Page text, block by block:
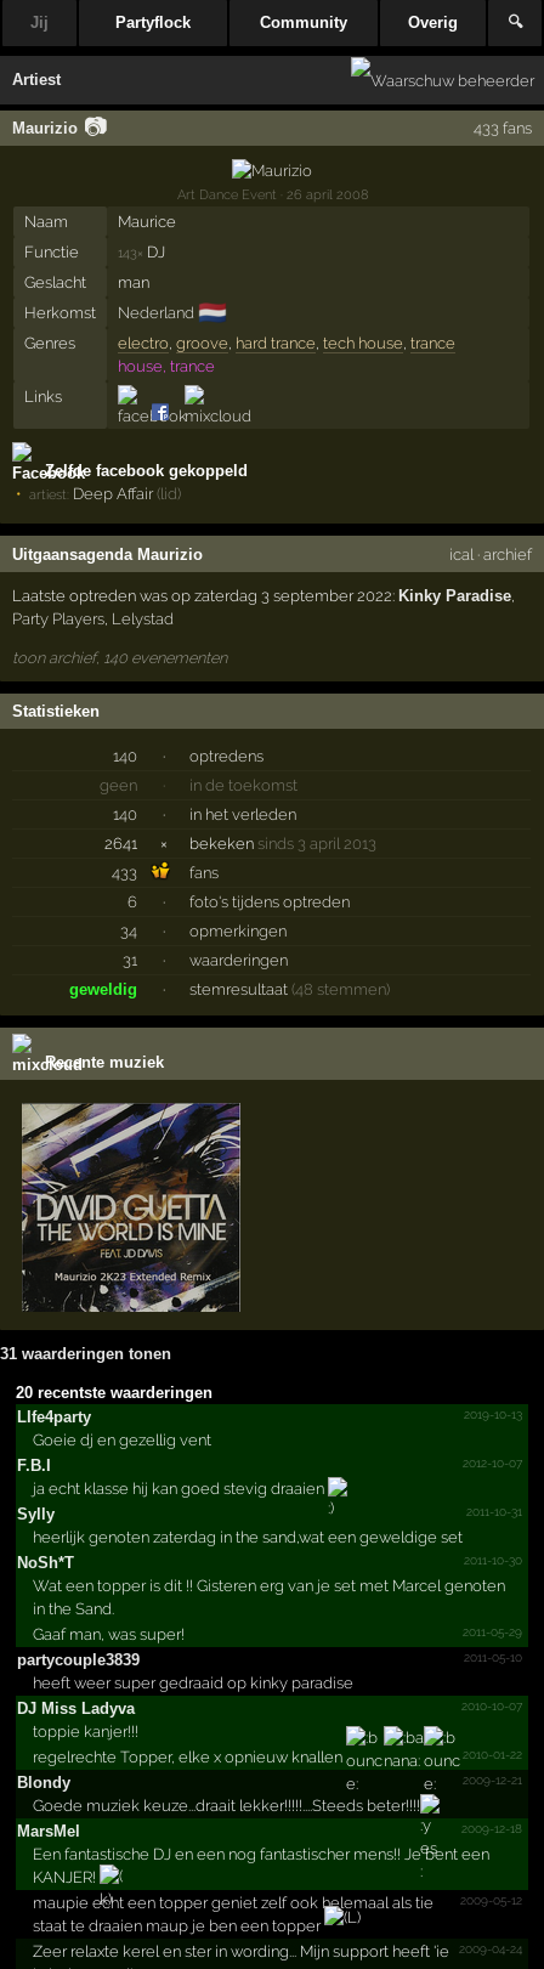
Jij Partyflock Community Overig 🔍
Artiest
Maurizio 📷 433 fans
Art Dance Event · 26 april 2008
Naam
Maurice
Functie
143× DJ
Geslacht
man
Herkomst
Nederland 🇳🇱
Genres electro, groove hard trance tech house trance
house, trance
Links
Zelfde facebook gekoppeld
artiest: Deep Affair (lid)
Uitgaansagenda Maurizio ical · archief
Laatste optreden was op zaterdag 3 september 2022: Kinky Paradise
Party Players Lelystad
toon archief, 140 evenementen
Statistieken
140 ·
optredens
geen
·
in de toekomst
140
·
in het verleden
2641
× bekeken sinds 3 april 2013
433
fans
6
·
foto's tijdens optreden
34
·
opmerkingen
31
·
waarderingen
geweldig
· stemresultaat (48 stemmen)
Recente muziek
31 waarderingen tonen
20 recentste waarderingen
LIfe4party
2019-10-13
Goeie dj en gezellig vent
F.B.I
2012-10-07
ja echt klasse hij kan goed stevig draaien
Sylly
2011-10-31
heerlijk genoten zaterdag in the sand,wat een geweldige set
NoSh*T
2011-10-30
Wat een topper is dit !! Gisteren erg van je set met Marcel genoten
in the Sand.
2011-05-29
Gaaf man, was super!
partyc­ouple3­839
2011-05-10
heeft weer super gedraaid op kinky paradise
DJ Miss Ladyva
2010-10-07
toppie kanjer!!!
2010-01-22
regelrechte Topper, elke x opnieuw knallen
Blondy
2009-12-21
Goede muziek keuze...draait lekker!!!!!....Steeds beter!!!!
MarsMel
2009-12-18
Een fantastische DJ en een nog fantastischer mens!! Je bent een
KANJER!
2009-05-12
maupie echt een topper geniet zelf ook helemaal als tie
staat te draaien maup je ben een topper
2009-04-24
Zeer relaxte kerel en ster in wording... Mijn support heeft 'ie